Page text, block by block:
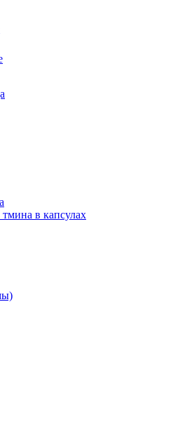
в капсулах